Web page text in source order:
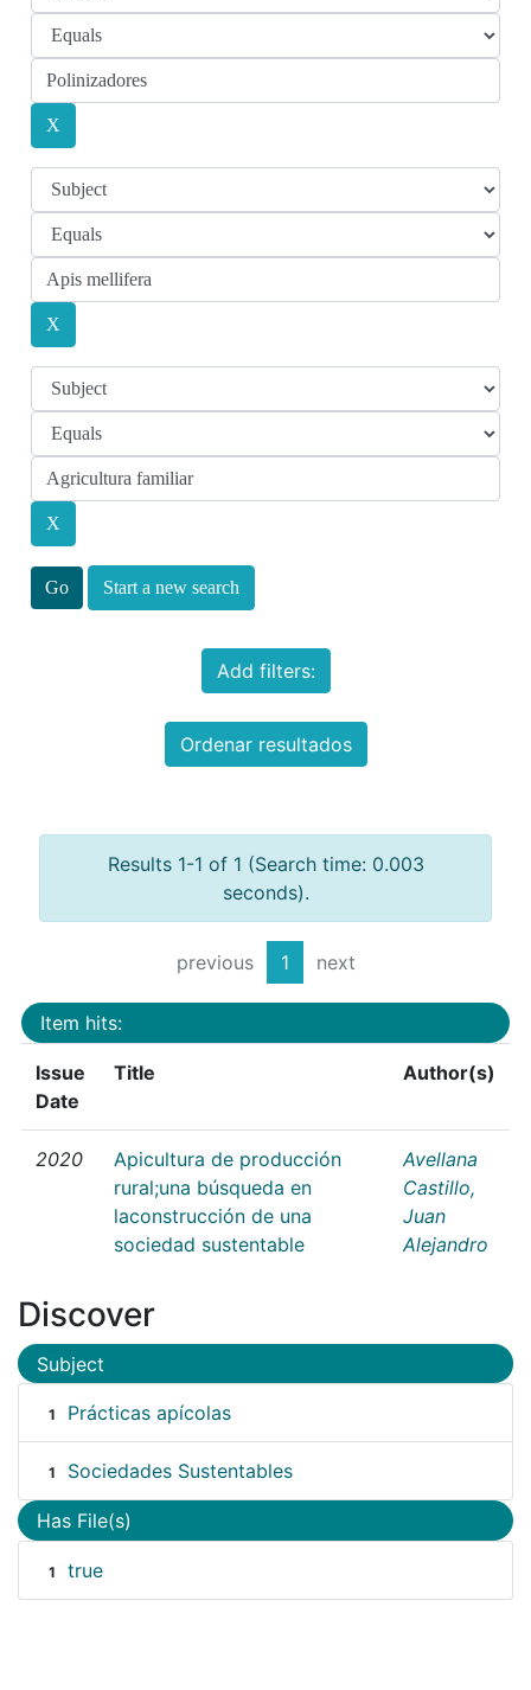
Start a new search
Add filters:
Ordenar resultados
Results 1-1 of 1 (Search time: 0.003
seconds).
previous 1 next
Item hits:
Issue
Date
Title Author(s)
2020
Apicultura de producción
rural;una búsqueda en
laconstrucción de una
sociedad sustentable
Avellana
Castillo,
Juan
Alejandro
Discover
Subject
1 Prácticas apícolas
1 Sociedades Sustentables
Has File(s)
1 true